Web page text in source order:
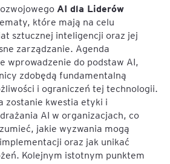
AI dla Liderów
które mają na celu
sztucznej inteligencji oraz jej
zarządzanie. Agenda
wprowadzenie do podstaw AI,
zdobędą fundamentalną
i ograniczeń tej technologii.
zostanie kwestia etyki i
AI w organizacjach, co
jakie wyzwania mogą
oraz jak unikać
Kolejnym istotnym punktem